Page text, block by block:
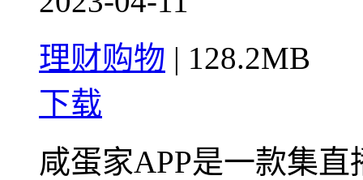
理财购物 | 128.2MB
下载
咸蛋家APP是一款集